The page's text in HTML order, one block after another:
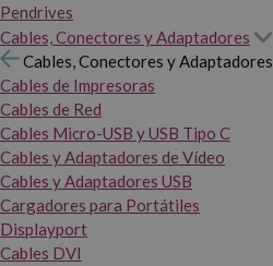
Pendrives
Cables, Conectores y Adaptadores
Cables, Conectores y Adaptadores
Cables de Impresoras
Cables de Red
Cables Micro-USB y USB Tipo C
Cables y Adaptadores de Vídeo
Cables y Adaptadores USB
Cargadores para Portátiles
Displayport
Cables DVI